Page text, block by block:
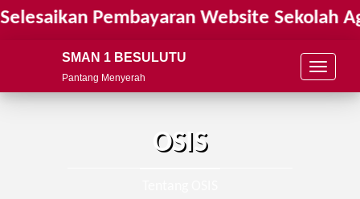
Pembayaran Website Sekolah
T
o
SMAN 1 BESULUTU
Pantang Menyerah
OSIS